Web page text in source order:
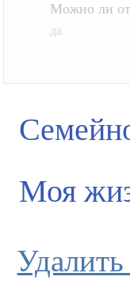
Можно ли
да
Моя